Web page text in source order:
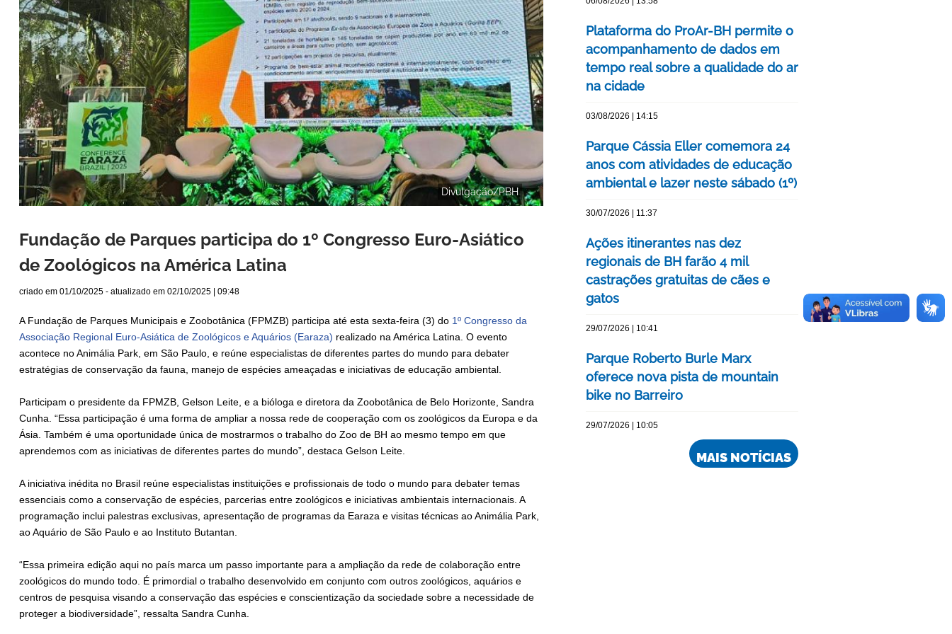
Divulgação/PBH
Fundação de Parques participa do 1º Congresso Euro-Asiático
de Zoológicos na América Latina
criado em 01/10/2025 - atualizado em 02/10/2025 | 09:48
A Fundação de Parques Municipais e Zoobotânica (FPMZB) participa até esta sexta-feira (3) do 1º Congresso da
Associação Regional Euro-Asiática de Zoológicos e Aquários (Earaza) realizado na América Latina. O evento
acontece no Animália Park, em São Paulo, e reúne especialistas de diferentes partes do mundo para debater
estratégias de conservação da fauna, manejo de espécies ameaçadas e iniciativas de educação ambiental.
Participam o presidente da FPMZB, Gelson Leite, e a bióloga e diretora da Zoobotânica de Belo Horizonte, Sandra
Cunha. “Essa participação é uma forma de ampliar a nossa rede de cooperação com os zoológicos da Europa e da
Ásia. Também é uma oportunidade única de mostrarmos o trabalho do Zoo de BH ao mesmo tempo em que
aprendemos com as iniciativas de diferentes partes do mundo”, destaca Gelson Leite.
A iniciativa inédita no Brasil reúne especialistas instituições e profissionais de todo o mundo para debater temas
essenciais como a conservação de espécies, parcerias entre zoológicos e iniciativas ambientais internacionais. A
programação inclui palestras exclusivas, apresentação de programas da Earaza e visitas técnicas ao Animália Park,
ao Aquário de São Paulo e ao Instituto Butantan.
“Essa primeira edição aqui no país marca um passo importante para a ampliação da rede de colaboração entre
zoológicos do mundo todo. É primordial o trabalho desenvolvido em conjunto com outros zoológicos, aquários e
centros de pesquisa visando a conservação das espécies e conscientização da sociedade sobre a necessidade de
proteger a biodiversidade”, ressalta Sandra Cunha.
Plataforma do ProAr-BH permite o
acompanhamento de dados em
tempo real sobre a qualidade do ar
na cidade
03/08/2026 | 14:15
Parque Cássia Eller comemora 24
anos com atividades de educação
ambiental e lazer neste sábado (1º)
30/07/2026 | 11:37
Ações itinerantes nas dez
regionais de BH farão 4 mil
castrações gratuitas de cães e
gatos
29/07/2026 | 10:41
Parque Roberto Burle Marx
oferece nova pista de mountain
bike no Barreiro
29/07/2026 | 10:05
MAIS NOTÍCIAS